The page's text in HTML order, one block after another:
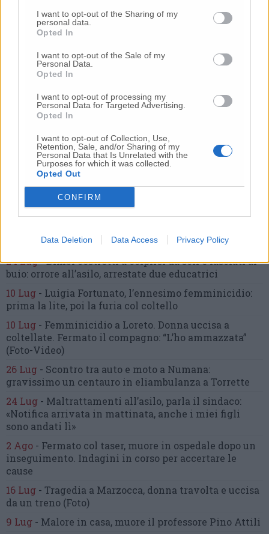
I want to opt-out of the Sharing of my
personal data.
Opted In
I want to opt-out of the Sale of my
Personal Data.
Opted In
I want to opt-out of processing my
Personal Data for Targeted Advertising.
Opted In
I want to opt-out of Collection, Use,
Retention, Sale, and/or Sharing of my
Personal Data that Is Unrelated with the
Purposes for which it was collected.
Opted Out
CONFIRM
Data Deletion Data Access Privacy Policy
Commenti
Commenta
Commenta l'articolo
Gli articoli più letti
24 Lug-Bimbi costretti a colpirsi da solie lasciati al
buio: orrore all’asilo, arrestate due educatrici
10 Lug - Luigia Fortunato, l’ennesimo femminicidio:
prima la lite, poi la furia col coltello
10 Lug - Femminicidio a Loreto. Donna uccisa a
coltellate. Fermato il compagno: “L’ho ammazzata”
(Foto-Video)
26 Lug - Scontro tra auto e moto a Numana:
gravissimo un centauro in eliambulanza a Torrette
24 Lug - Maltrattamenti all’asilo, parla il sindaco:
«Notifica arrivata in mattinata, anche i miei figli
sono andati lì»
2 Ago - Fermato col taser, muore in ospedale dopo un
inseguimento. Indagini in corso per accertare le
cause
16 Lug - Tragedia a Marzocca, donna travolta e uccisa
da un treno (Foto)
9 Lug - Malore in casa, muore il professore Pino Attili